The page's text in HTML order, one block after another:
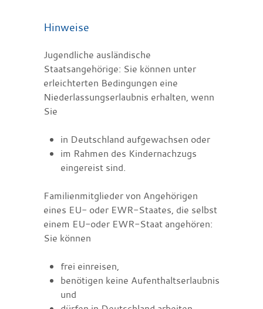
Hinweise
Jugendliche ausländische
Staatsangehörige: Sie können unter
erleichterten Bedingungen eine
Niederlassungserlaubnis erhalten, wenn
Sie
in Deutschland aufgewachsen oder
im Rahmen des Kindernachzugs
eingereist sind.
Familienmitglieder von Angehörigen
eines EU- oder EWR-Staates, die selbst
einem EU-oder EWR-Staat angehören:
Sie können
frei einreisen,
benötigen keine Aufenthaltserlaubnis
und